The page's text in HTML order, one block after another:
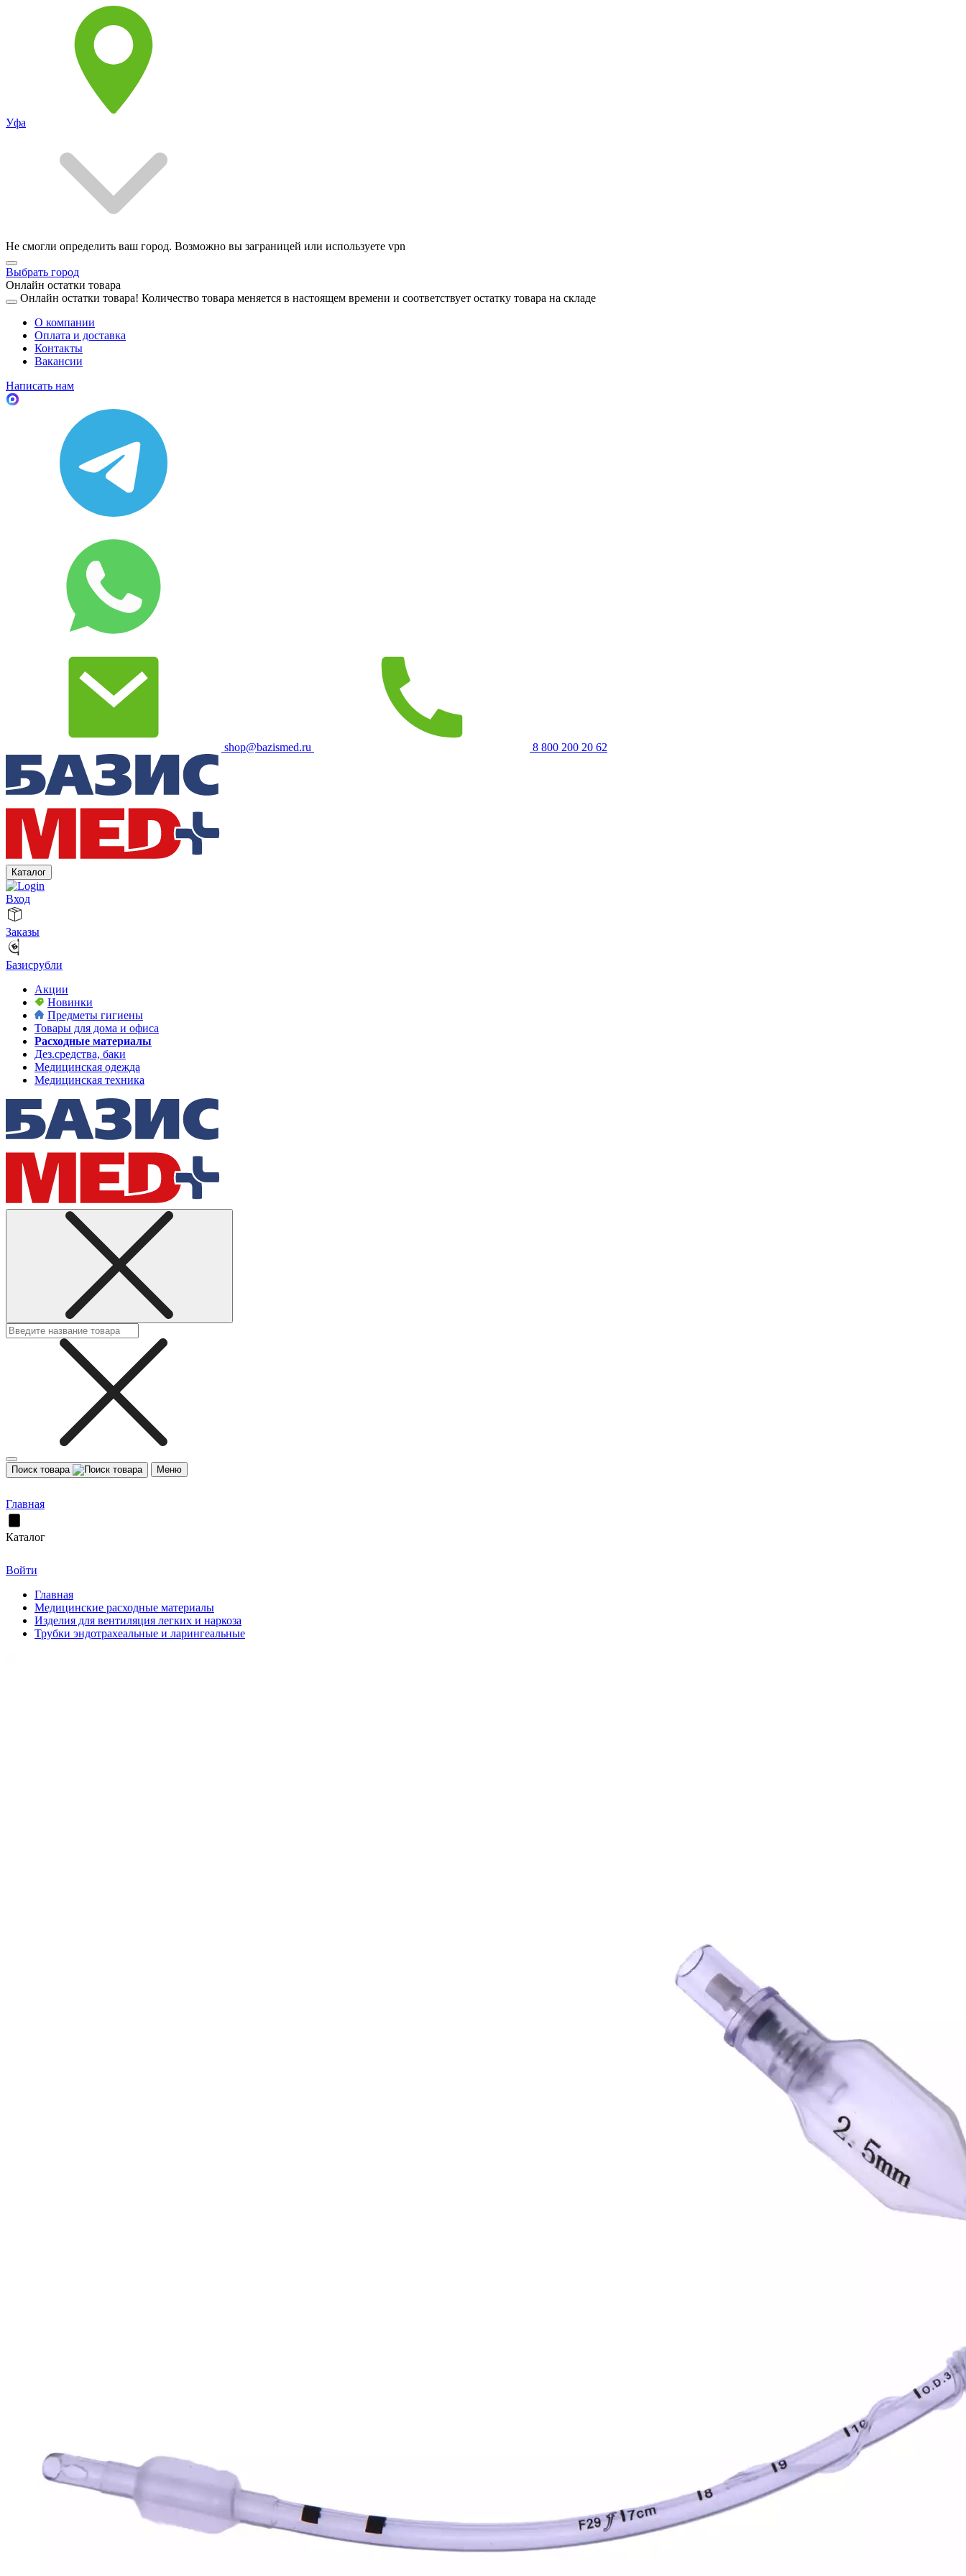
Уфа
Не смогли определить ваш город. Возможно вы заграницей или используете vpn
Выбрать город
Онлайн остатки товара
Онлайн остатки товара! Количество товара меняется в настоящем времени и соответствует остатку товара на складе
О компании
Оплата и доставка
Контакты
Вакансии
Написать нам
shop@bazismed.ru 8 800 200 20 62
Каталог
Вход
Заказы
Базисрубли
Акции
Новинки
Предметы гигиены
Товары для дома и офиса
Расходные материалы
Дез.средства, баки
Медицинская одежда
Медицинская техника
Поиск товара Меню
Главная
Каталог
Войти
Главная
Медицинские расходные материалы
Изделия для вентиляция легких и наркоза
Трубки эндотрахеальные и ларингеальные